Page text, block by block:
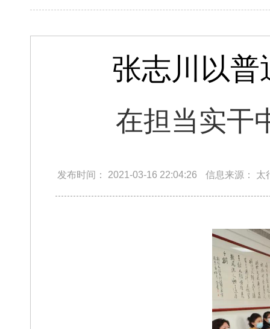
张志川以普
在担当实干
发布时间： 2021-03-16 22:04:26 信息来源： 太